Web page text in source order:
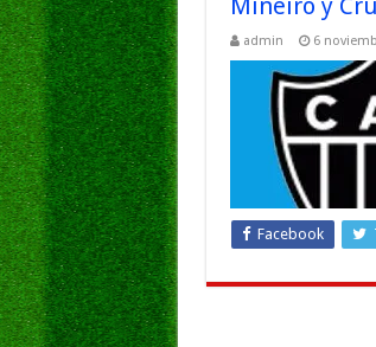
Mineiro y
admin 6
Facebook